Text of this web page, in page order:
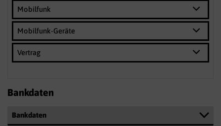
Mobilfunk
Mobilfunk-Geräte
Vertrag
Bankdaten
Bankdaten